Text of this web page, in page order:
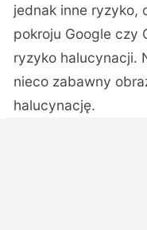
jednak inne ryzyko,
pokroju Google czy
ryzyko halucynacji.
nieco zabawny
halucynację.